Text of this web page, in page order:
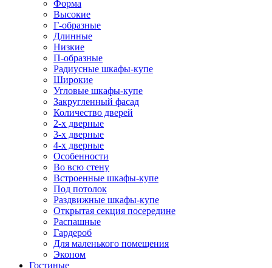
Форма
Высокие
Г-образные
Длинные
Низкие
П-образные
Радиусные шкафы-купе
Широкие
Угловые шкафы-купе
Закругленный фасад
Количество дверей
2-х дверные
3-х дверные
4-х дверные
Особенности
Во всю стену
Встроенные шкафы-купе
Под потолок
Раздвижные шкафы-купе
Открытая секция посередине
Распашные
Гардероб
Для маленького помещения
Эконом
Гостиные